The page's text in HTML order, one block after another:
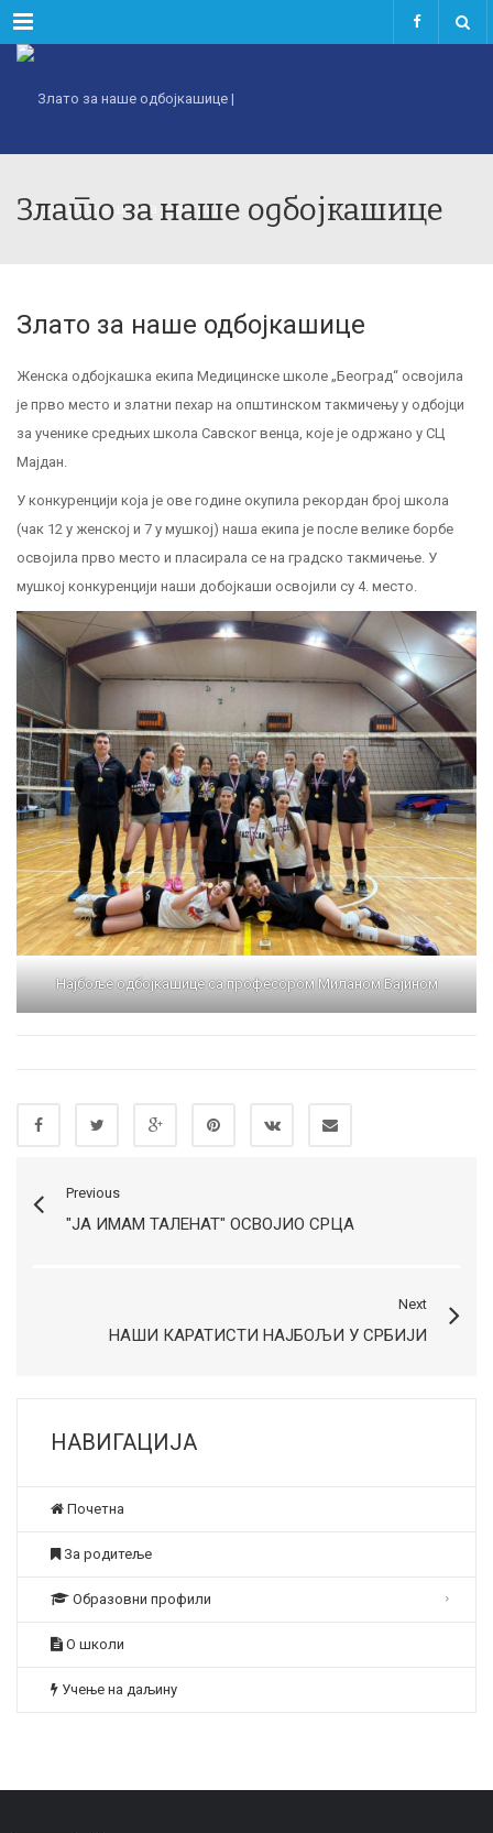
Menu
Злато за наше одбојкашице
Злато за наше одбојкашице
Женска одбојкашка екипа Медицинске школе „Београд“ освојила
је прво место и златни пехар на општинском такмичењу у одбојци
за ученике средњих школа Савског венца, које је одржано у СЦ
Мајдан.
У конкуренцији која је ове године окупила рекордан број школа
(чак 12 у женској и 7 у мушкој) наша екипа је после велике борбе
освојила прво место и пласирала се на градско такмичење. У
мушкој конкуренцији наши добојкаши освојили су 4. место.
Најбоље одбојкашице са професором Миланом Бајином
Previous
"ЈА ИМАМ ТАЛЕНАТ" ОСВОЈИО СРЦА
Next
НАШИ КАРАТИСТИ НАЈБОЉИ У СРБИЈИ
НАВИГАЦИЈА
Почетна
За родитеље
Образовни профили
О школи
Учење на даљину